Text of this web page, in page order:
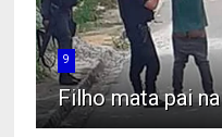
9
Filho mata pai